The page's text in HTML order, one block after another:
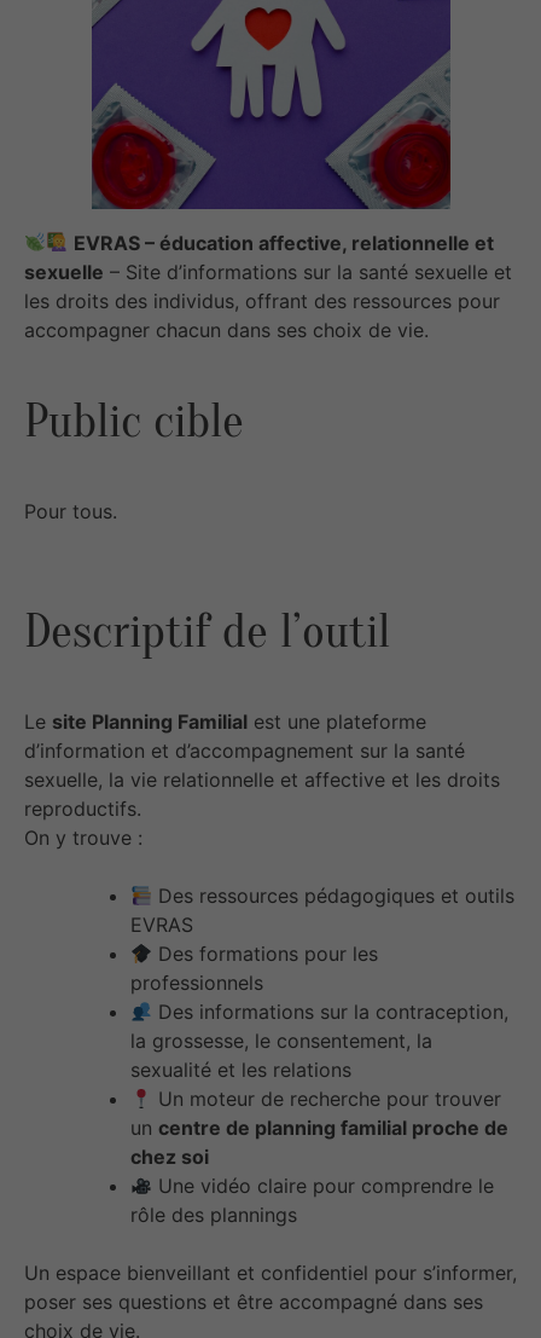
EVRAS – éducation affective, relationnelle et
sexuelle – Site d’informations sur la santé sexuelle et
les droits des individus, offrant des ressources pour
accompagner chacun dans ses choix de vie.
Public cible
Pour tous.
Descriptif de l’outil
Le site Planning Familial est une plateforme
d’information et d’accompagnement sur la santé
sexuelle, la vie relationnelle et affective et les droits
reproductifs.
On y trouve :
Des ressources pédagogiques et outils
EVRAS
Des formations pour les
professionnels
Des informations sur la contraception,
la grossesse, le consentement, la
sexualité et les relations
Un moteur de recherche pour trouver
un centre de planning familial proche de
chez soi
Une vidéo claire pour comprendre le
rôle des plannings
Un espace bienveillant et confidentiel pour s’informer,
poser ses questions et être accompagné dans ses
choix de vie.